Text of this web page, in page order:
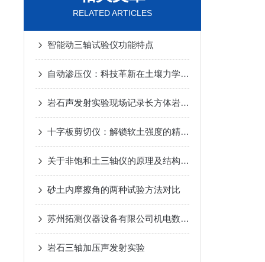
RELATED ARTICLES
智能动三轴试验仪功能特点
自动渗压仪：科技革新在土壤力学测试中的应用
岩石声发射实验现场记录长方体岩石加压损伤信号实验
十字板剪切仪：解锁软土强度的精准密钥
关于非饱和土三轴仪的原理及结构分析
砂土内摩擦角的两种试验方法对比
苏州拓测仪器设备有限公司机电数控高压直剪仪的研发和使用说明
岩石三轴加压声发射实验